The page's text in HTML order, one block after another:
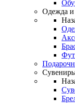
Одежда и